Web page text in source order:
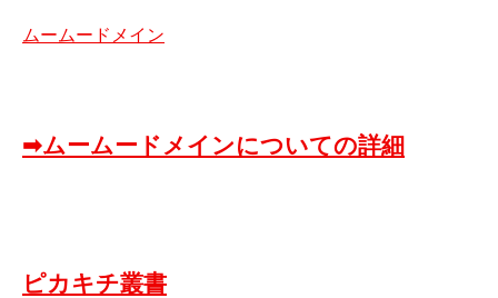
ムームードメイン
➡ムームードメインについての詳細
ピカキチ叢書